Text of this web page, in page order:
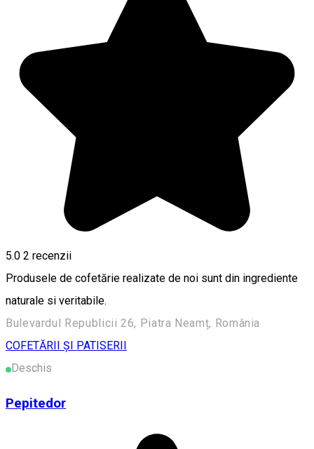
5.0 2 recenzii
Produsele de cofetărie realizate de noi sunt din ingrediente
naturale si veritabile.
Bulevardul Republicii 26, Piatra Neamț, România
COFETĂRII ȘI PATISERII
Deschis
Pepitedor